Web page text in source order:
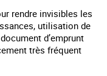
rendre invisibles les
utilisation de
d’emprunt
très fréquent